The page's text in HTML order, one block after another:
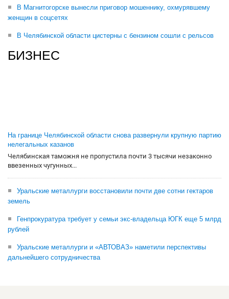
В Магнитогорске вынесли приговор мошеннику, охмурявшему
женщин в соцсетях
В Челябинской области цистерны с бензином сошли с рельсов
БИЗНЕС
На границе Челябинской области снова развернули крупную партию
нелегальных казанов
Челябинская таможня не пропустила почти 3 тысячи незаконно
ввезенных чугунных...
Уральские металлурги восстановили почти две сотни гектаров
земель
Генпрокуратура требует у семьи экс-владельца ЮГК еще 5 млрд
рублей
Уральские металлурги и «АВТОВАЗ» наметили перспективы
дальнейшего сотрудничества